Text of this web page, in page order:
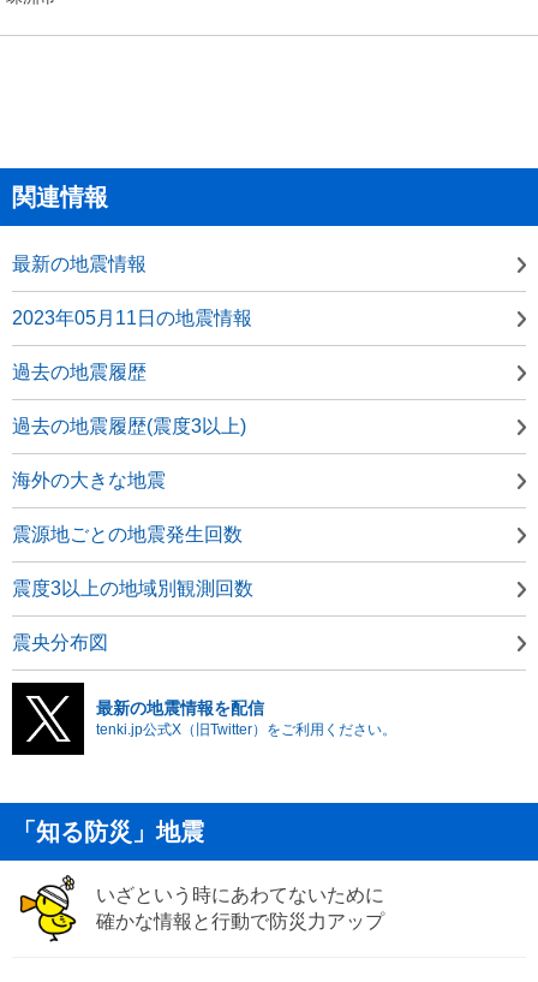
関連情報
最新の地震情報
2023年05月11日の地震情報
過去の地震履歴
過去の地震履歴(震度3以上)
海外の大きな地震
震源地ごとの地震発生回数
震度3以上の地域別観測回数
震央分布図
最新の地震情報を配信
tenki.jp公式X（旧Twitter）をご利用ください。
「知る防災」地震
いざという時にあわてないために
確かな情報と行動で防災力アップ